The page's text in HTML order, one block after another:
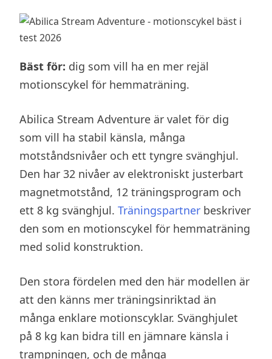
Bäst för: dig som vill ha en mer rejäl
motionscykel för hemmaträning.
Abilica Stream Adventure är valet för dig
som vill ha stabil känsla, många
motståndsnivåer och ett tyngre svänghjul.
Den har 32 nivåer av elektroniskt justerbart
magnetmotstånd, 12 träningsprogram och
ett 8 kg svänghjul. Träningspartner beskriver
den som en motionscykel för hemmaträning
med solid konstruktion.
Den stora fördelen med den här modellen är
att den känns mer träningsinriktad än
många enklare motionscyklar. Svänghjulet
på 8 kg kan bidra till en jämnare känsla i
trampningen, och de många